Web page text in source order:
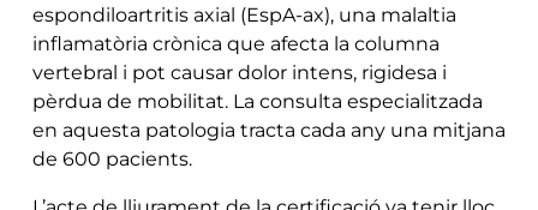
espondiloartritis axial (EspA-ax), una malaltia
inflamatòria crònica que afecta la columna
vertebral i pot causar dolor intens, rigidesa i
pèrdua de mobilitat. La consulta especialitzada
en aquesta patologia tracta cada any una mitjana
de 600 pacients.